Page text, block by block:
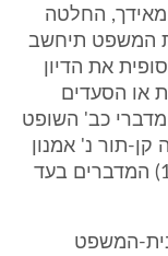
מאידך, החלטה
המשפט תיחשב
את הדיון
או הסעדים
כב' השופט
דאז) בע"א 609/78 משה קן-תור נ' אמנון
גלבוע, פ"ד לד(1), 239, עמ' 249 (1979) המדברים בעד
המשפט